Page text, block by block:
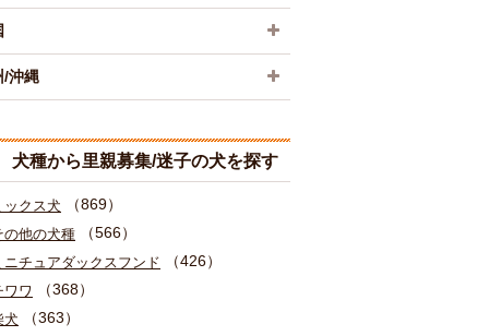
/沖縄
犬種から里親募集/迷子の犬を探す
ックス犬 （869）
の他の犬種 （566）
ニチュアダックスフンド （426）
ワワ （368）
犬 （363）